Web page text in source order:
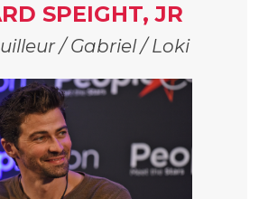
SPEIGHT, JR
/ Gabriel / Loki